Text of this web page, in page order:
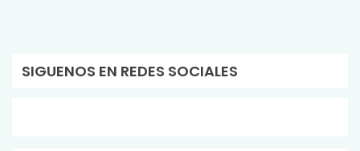
SIGUENOS EN REDES SOCIALES